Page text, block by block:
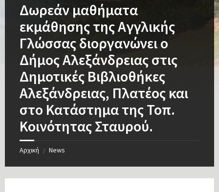
Δωρεάν μαθήματα
εκμάθησης της Αγγλικής
Γλώσσας διοργανώνει ο
Δήμος Αλεξάνδρειας στις
Δημοτικές Βιβλιοθήκες
Αλεξάνδρειας, Πλατέος και
στο Κατάστημα της Τοπ.
Κοινότητας Σταυρού.
Αρχική / News